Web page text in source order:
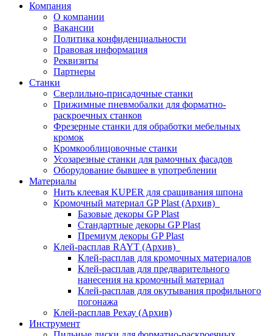
Компания
О компании
Вакансии
Политика конфиденциальности
Правовая информация
Реквизиты
Партнеры
Станки
Сверлильно-присадочные станки
Прижимные пневмобалки для форматно-
раскроечных станков
Фрезерные станки для обработки мебельных
кромок
Кромкооблицовочные станки
Усозарезные станки для рамочных фасадов
Оборудование бывшее в употреблении
Материалы
Нить клеевая KUPER для сращивания шпона
Кромочный материал GP Plast (Архив)
Базовые декоры GP Plast
Стандартные декоры GP Plast
Премиум декоры GP Plast
Клей-расплав RAYT (Архив)
Клей-расплав для кромочных материалов
Клей-расплав для предварительного
нанесения на кромочный материал
Клей-расплав для окутывания профильного
погонажа
Клей-расплав Рехау (Архив)
Инструмент